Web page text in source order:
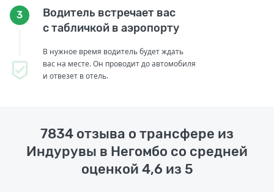
3
Водитель встречает вас
с табличкой в аэропорту
В нужное время водитель будет ждать
вас на месте. Он проводит до автомобиля
и отвезет в отель.
7834 отзыва о трансфере из
Индурувы в Негомбо со средней
оценкой 4,6 из 5